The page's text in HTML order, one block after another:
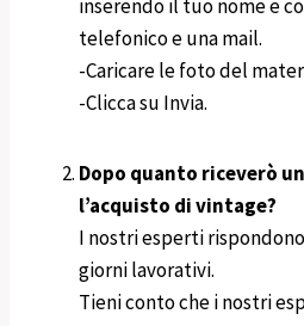
inserendo il tuo nome e
telefonico e una mail.
-Caricare le foto del
-Clicca su Invia.
Dopo quanto riceverò
l’acquisto di vintage?
I nostri esperti
giorni lavorativi.
Tieni conto che i nostri